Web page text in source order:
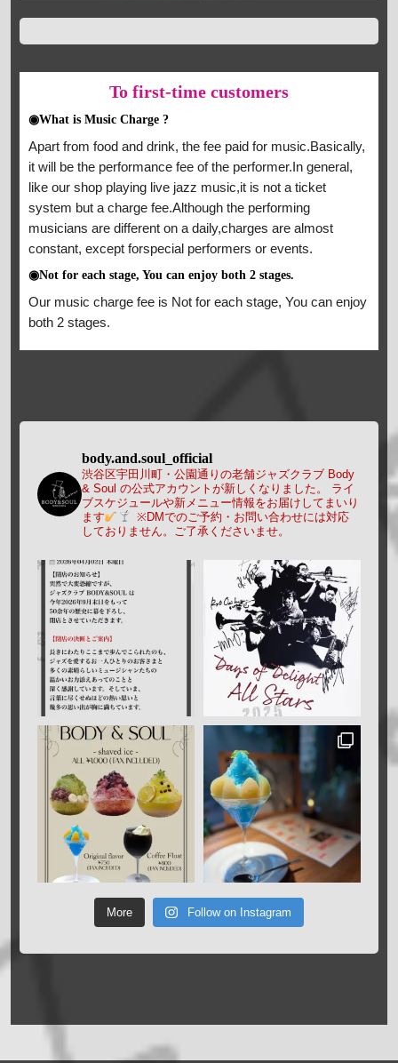
To first-time customers
◉What is Music Charge ?
Apart from food and drink, the fee paid for music.Basically,
it will be the performance fee of the performer.In general,
like our shop playing live jazz music,it is not a ticket
system but a charge fee.Although the performing
musicians are different on a daily,charges are almost
constant, except forspecial performers or events.
◉Not for each stage, You can enjoy both 2 stages.
Our music charge fee is Not for each stage, You can enjoy
both 2 stages.
body.and.soul_official
渋谷区宇田川町・公園通りの老舗ジャズクラブ Body
& Soul の公式アカウントが新しくなりました。
ライ
ブスケジュールや新メニュー情報をお届けしてまいり
ます
※DMでのご予約・お問い合わせには対応
しておりません。ご了承くださいませ。
More Follow on Instagram